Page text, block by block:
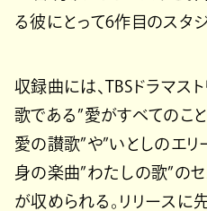
る彼にとって6作目のスタ
収録曲には、TBSドラマス
歌である”愛がすべてのこ
愛の讃歌”や”いとしのエリ
身の楽曲”わたしの歌”の
が収められる。リリースに